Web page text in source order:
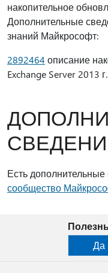
накопительное
Дополнительные
знаний Майкрософт:
2892464 описание
Exchange Server 2013 г.
Есть
сообщество
Да